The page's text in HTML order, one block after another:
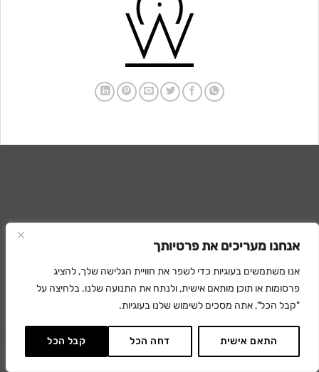
אנחנו מעריכים את פרטיותך
אנו משתמשים בעוגיות כדי לשפר את חוויית הגלישה שלך, להציג
פרסומות או תוכן מותאם אישית, ולנתח את התנועה שלנו. בלחיצה על
"קבל הכל", אתה מסכים לשימוש שלנו בעוגיות.
התאם אישית דחה הכל קבל הכל